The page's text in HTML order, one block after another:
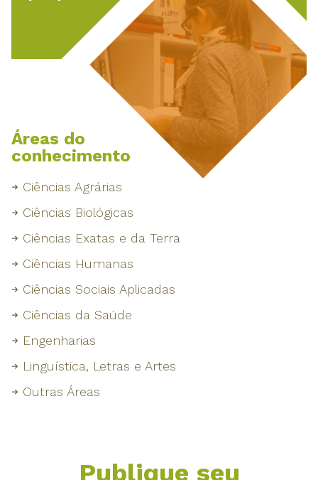
Áreas do
conhecimento
Ciências Agrárias
Ciências Biológicas
Ciências Exatas e da Terra
Ciências Humanas
Ciências Sociais Aplicadas
Ciências da Saúde
Engenharias
Linguística, Letras e Artes
Outras Áreas
Publique seu